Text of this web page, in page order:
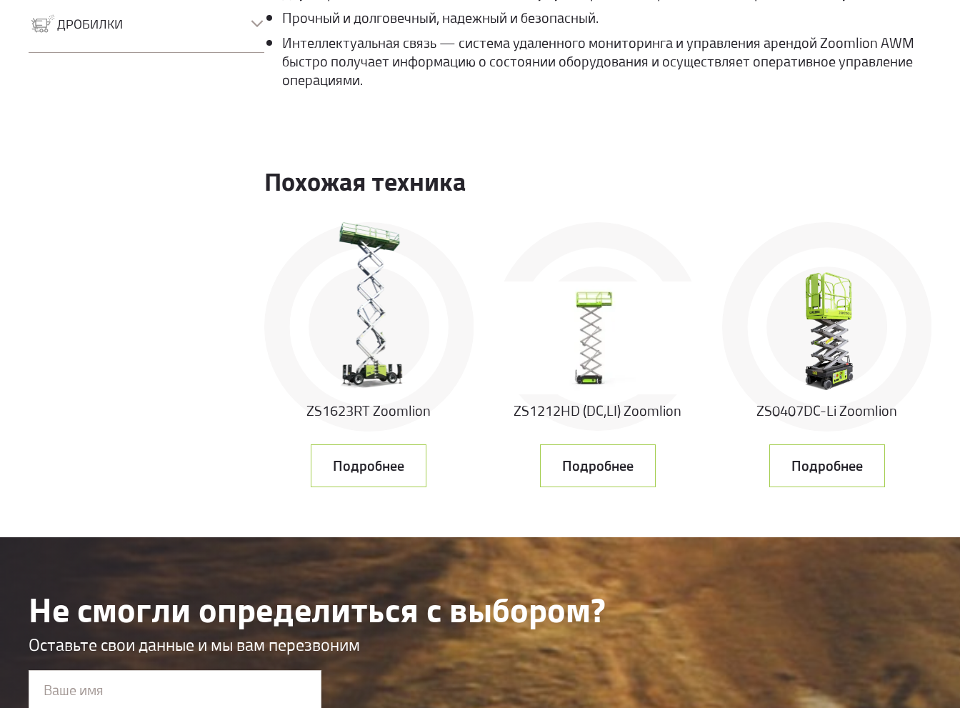
Грейферные экскаваторы
ДРОБИЛКИ
Прочный и долговечный, надежный и безопасный.
Интеллектуальная связь — система удаленного мониторинга и управления арендой Zoomlion AWM
быстро получает информацию о состоянии оборудования и осуществляет оперативное управление
операциями.
Похожая техника
ZS1623RT Zoomlion
Подробнее
ZS1212HD (DC,LI) Zoomlion
Подробнее
ZS0407DC-Li Zoomlion
Подробнее
Не смогли определиться с выбором?
Оставьте свои данные и мы вам перезвоним
Ваше имя